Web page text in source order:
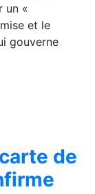
un «
et le
gouverne
de